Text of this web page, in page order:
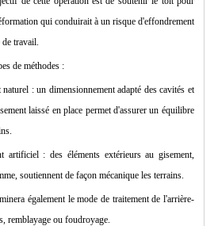
qui conduirait à un risque d'effondrement
de travail.
de méthodes :
naturel : un dimensionnement adapté des cavités et
laissé en place permet d'assurer un équilibre
artificiel : des éléments extérieurs au gisement,
soutiennent de façon mécanique les terrains.
également le mode de traitement de l'arrière-
remblayage ou foudroyage.